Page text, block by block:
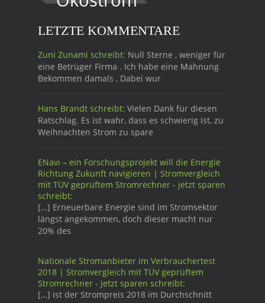
LETZTE KOMMENTARE
Zuni Zunami schreibt: Null Sterne , weniger für
eine Betrüger Firma . Ich habe eine Mahnung
Bekommen damals , Dabei wur
Hans Brandt schreibt: Vielen Dank für diesen
Ratschlag. Es ist wahr, dass es schwierig ist, zu
Weihnachten Strom zu spare
ENavi – ein Forschungsprojekt will die Energie
Richtung Zukunft navigieren | Stromvergleich
mit TÜV geprüftem Stromrechner - jetzt sparen
schreibt:
[…] Erneuerbare Energie sind im Stromsektor
längst angekommen, doch dieser macht nur
20% des
Nationale Stromanbieter im Verbrauchertest
2018 | Stromvergleich mit TÜV geprüftem
Stromrechner - jetzt sparen schreibt:
[…] ist der Strompreis 2018 im Durchschnitt